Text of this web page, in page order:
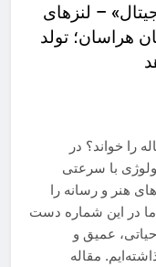
– لنزهای
هراسان؛ تولد
را خواند؟ در
با سرعتی
هنر و رسانه را
ما در این شماره دست
عمیق و
مقاله